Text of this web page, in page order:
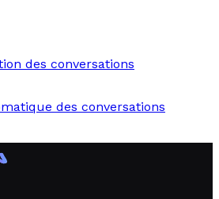
des conversations
des conversations